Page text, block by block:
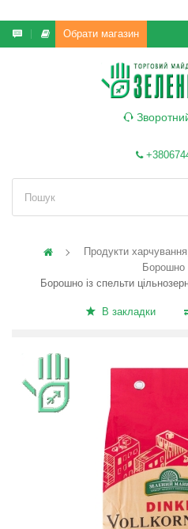
Обрати магазин
Продукти
Борошно
Борошно із спельти
В закладки